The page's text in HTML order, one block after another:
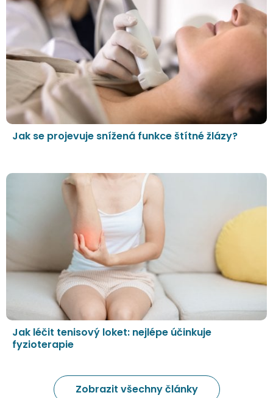
Jak se projevuje snížená funkce štítné žlázy?
Jak léčit tenisový loket: nejlépe účinkuje
fyzioterapie
Zobrazit všechny články